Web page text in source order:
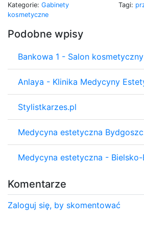
Kategorie: Gabinety
kosmetyczne
Tagi:
Podobne wpisy
Bankowa 1 - Salon
Anlaya - Klinika Medycyny
Stylistkarzes.pl
Medycyna estetyczna
Medycyna estetyczna - Bielsko-
Komentarze
Zaloguj się, by skomentować